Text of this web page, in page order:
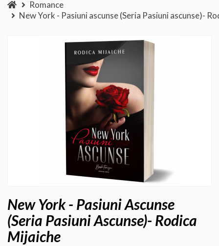
Romance
New York - Pasiuni ascunse (Seria Pasiuni ascunse)-
New York - Pasiuni Ascunse
(Seria Pasiuni Ascunse)- Rodica
Mijaiche